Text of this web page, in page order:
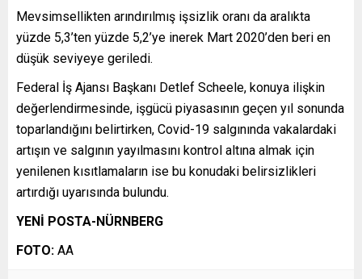
Mevsimsellikten arındırılmış işsizlik oranı da aralıkta
yüzde 5,3’ten yüzde 5,2’ye inerek Mart 2020’den beri en
düşük seviyeye geriledi.
Federal İş Ajansı Başkanı Detlef Scheele, konuya ilişkin
değerlendirmesinde, işgücü piyasasının geçen yıl sonunda
toparlandığını belirtirken, Covid-19 salgınında vakalardaki
artışın ve salgının yayılmasını kontrol altına almak için
yenilenen kısıtlamaların ise bu konudaki belirsizlikleri
artırdığı uyarısında bulundu.
YENİ POSTA-NÜRNBERG
FOTO: AA